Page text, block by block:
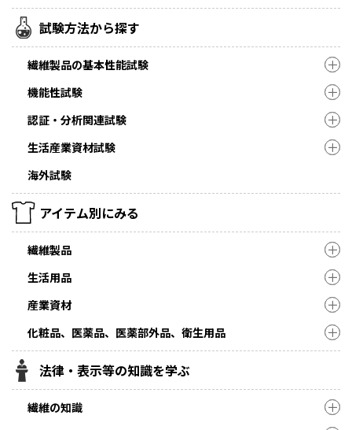
試験方法から探す
繊維製品の基本性能試験
機能性試験
認証・分析関連試験
生活産業資材試験
海外試験
アイテム別にみる
繊維製品
生活用品
産業資材
化粧品、医薬品、医薬部外品、衛生用品
法律・表示等の知識を学ぶ
繊維の知識